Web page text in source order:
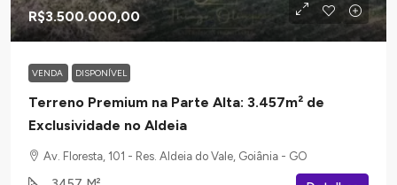
R$3.500.000,00
VENDA DISPONÍVEL
Terreno Premium na Parte Alta: 3.457m² de
Exclusividade no Aldeia
Av. Floresta, 101 - Res. Aldeia do Vale, Goiânia - GO